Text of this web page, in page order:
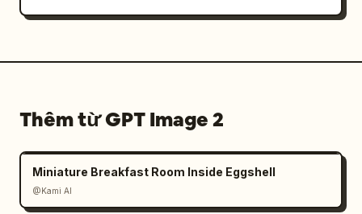
Thêm từ GPT Image 2
Miniature Breakfast Room Inside Eggshell
@Kami AI